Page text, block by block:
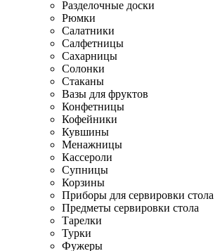
Разделочные доски
Рюмки
Салатники
Салфетницы
Сахарницы
Солонки
Стаканы
Вазы для фруктов
Конфетницы
Кофейники
Кувшины
Менажницы
Кассероли
Супницы
Корзины
Приборы для сервировки стола
Предметы сервировки стола
Тарелки
Турки
Фужеры